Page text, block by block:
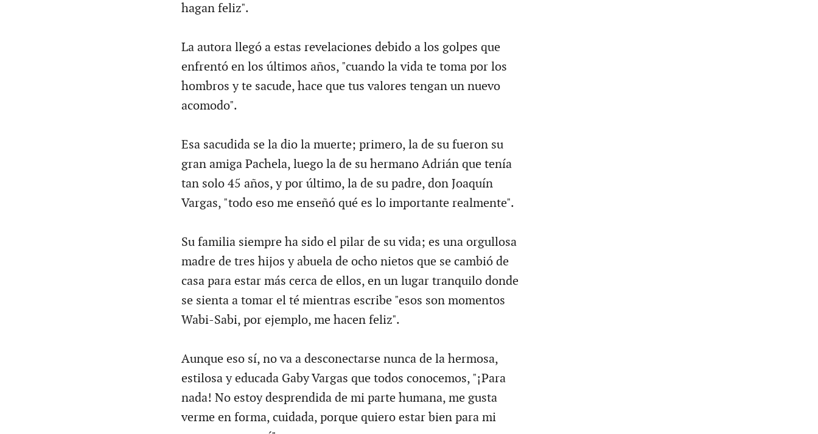
hagan feliz".
La autora llegó a estas revelaciones debido a los golpes que
enfrentó en los últimos años, "cuando la vida te toma por los
hombros y te sacude, hace que tus valores tengan un nuevo
acomodo".
Esa sacudida se la dio la muerte; primero, la de su fueron su
gran amiga Pachela, luego la de su hermano Adrián que tenía
tan solo 45 años, y por último, la de su padre, don Joaquín
Vargas, "todo eso me enseñó qué es lo importante realmente".
Su familia siempre ha sido el pilar de su vida; es una orgullosa
madre de tres hijos y abuela de ocho nietos que se cambió de
casa para estar más cerca de ellos, en un lugar tranquilo donde
se sienta a tomar el té mientras escribe "esos son momentos
Wabi-Sabi, por ejemplo, me hacen feliz".
Aunque eso sí, no va a desconectarse nunca de la hermosa,
estilosa y educada Gaby Vargas que todos conocemos, "¡Para
nada! No estoy desprendida de mi parte humana, me gusta
verme en forma, cuidada, porque quiero estar bien para mi